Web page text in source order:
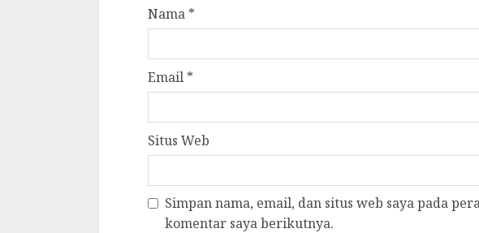
Nama *
Email *
Situs Web
Simpan nama, email, dan situs web saya pada
komentar saya berikutnya.